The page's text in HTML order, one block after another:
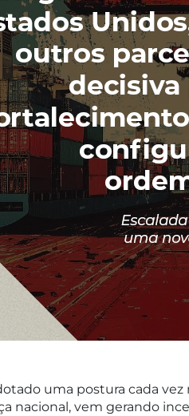
uma postura cada
nacional, vem gerando